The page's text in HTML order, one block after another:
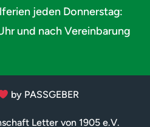
jeden Donnerstag:
und nach Vereinbarung
by PASSGEBER
Letter von 1905 e.V.